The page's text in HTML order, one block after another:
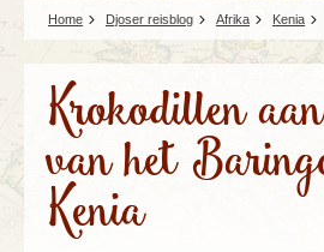
Home Djoser reisblog Afrika Kenia
Krokodillen
van het
Kenia